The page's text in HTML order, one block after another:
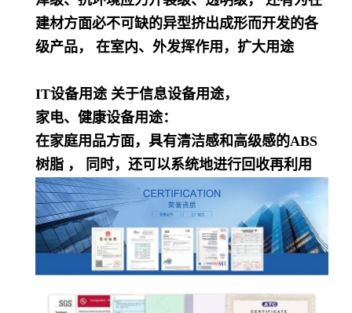
建材方面必不可缺的异型挤出成形而开发的各
级产品， 在室内、外发挥作用，扩大用途
IT设备用途 关于信息设备用途，
家电、健康设备用途：
在家庭用品方面，具有清洁感和高级感的ABS
树脂 ， 同时，还可以系统地进行回收再利用